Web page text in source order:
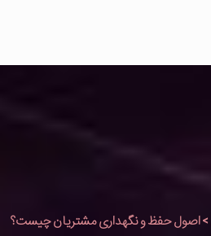
>اصول حفظ و نگهداری مشتریان چیست؟